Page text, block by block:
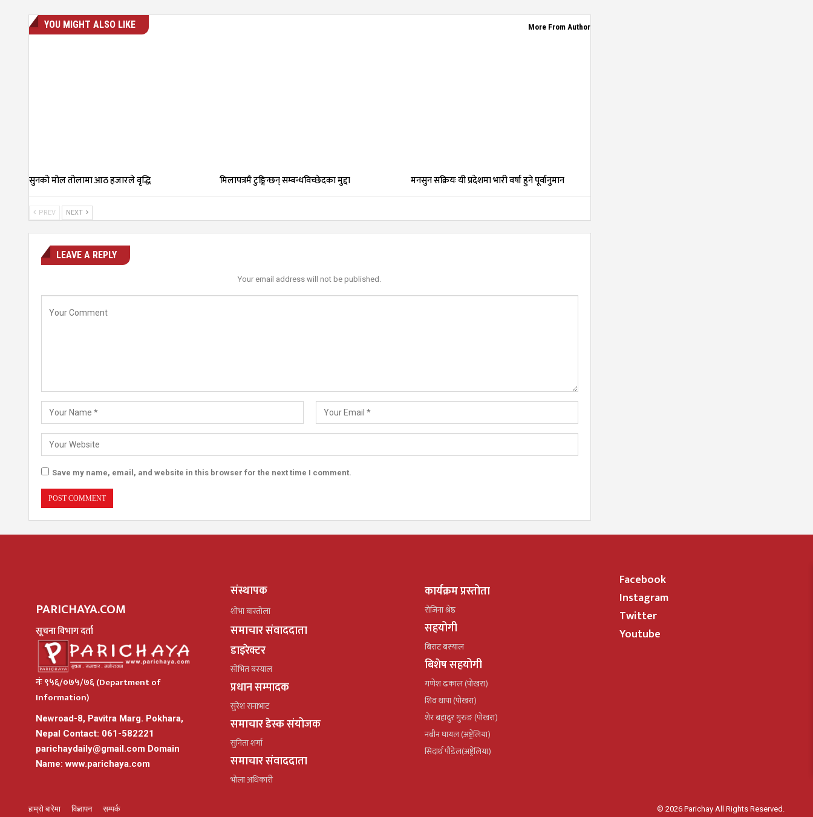
YOU MIGHT ALSO LIKE More From Author
सुनको मोल तोलामा आठ हजारले वृद्धि मिलापत्रमै टुङ्गिन्छन् सम्बन्धविच्छेदका मुद्दा मनसुन सक्रियः यी प्रदेशमा भारी वर्षा हुने पूर्वानुमान
PREV NEXT
LEAVE A REPLY
Your email address will not be published.
Save my name, email, and website in this browser for the next time I comment.
PARICHAYA.COM
सूचना विभाग दर्ता
नंः ९५६/०७५/७६ (Department of
Information)
Newroad-8, Pavitra Marg. Pokhara,
Nepal Contact: 061-582221
parichaydaily@gmail.com Domain
Name: www.parichaya.com
संस्थापक
शोभा बास्तोला
समाचार संवाददाता
डाइरेक्टर
सोभित बस्याल
प्रधान सम्पादक
सुरेश रानाभाट
समाचार डेस्क संयोजक
सुनिता शर्मा
समाचार संवाददाता
भोला अधिकारी
कार्यक्रम प्रस्तोता
रोजिना श्रेष्ठ
सहयोगी
बिराट बस्याल
बिशेष सहयोगी
गणेश ढकाल (पोखरा)
शिव थापा (पोखरा)
शेर बहादुर गुरुङ (पोखरा)
नबीन घायल (अष्ट्रेलिया)
सिदार्थ पौडेल(अष्ट्रेलिया)
Facebook
Instagram
Twitter
Youtube
हाम्रो बारेमा विज्ञापन सम्पर्क © 2026 Parichay All Rights Reserved.